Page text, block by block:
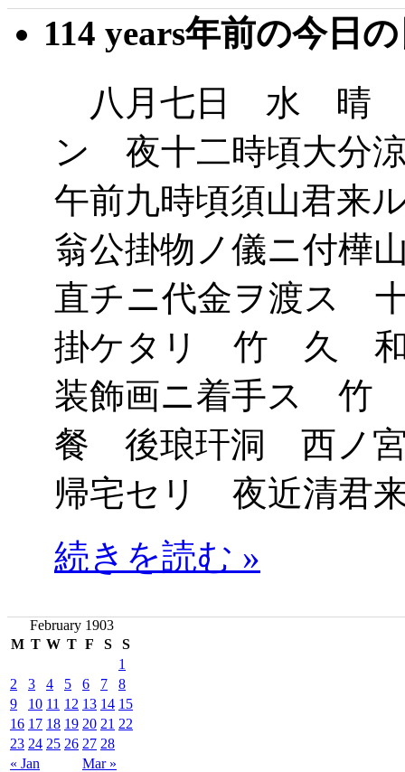
114 years年前の今日
八月七日 水 晴 今
ン 夜十二時頃大分
午前九時頃須山君来
翁公掛物ノ儀ニ付樺
直チニ代金ヲ渡ス
掛ケタリ 竹 久 和
装飾画ニ着手ス 竹
餐 後琅玕洞 西ノ
帰宅セリ 夜近清君
続きを読む »
February 1903
M T W T F S S
« Jan Mar »
1
2
3 4 5 6 7
8
9
10 11 12 13 14 15
16 17 18 19 20 21 22
23 24 25 26 27 28